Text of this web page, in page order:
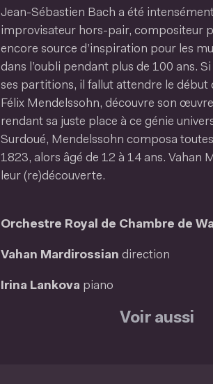
Jean-Sébastien Bach a été
improvisateur hors-pair, compositeur
encore source d’inspiration pour les
dans l’oubli pendant plus de 100 ans.
ses partitions, il fallut attendre le début
Félix Mendelssohn, découvre son
rendant sa juste place à ce génie
Surdoué, Mendelssohn composa
1823, alors âgé de 12 à 14 ans. Vahan
leur (re)découverte.
Orchestre Royal de Chambre de
Vahan Mardirossian direction
Irina Lankova piano
Voir aussi